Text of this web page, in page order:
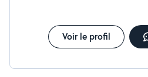
Voir le profil